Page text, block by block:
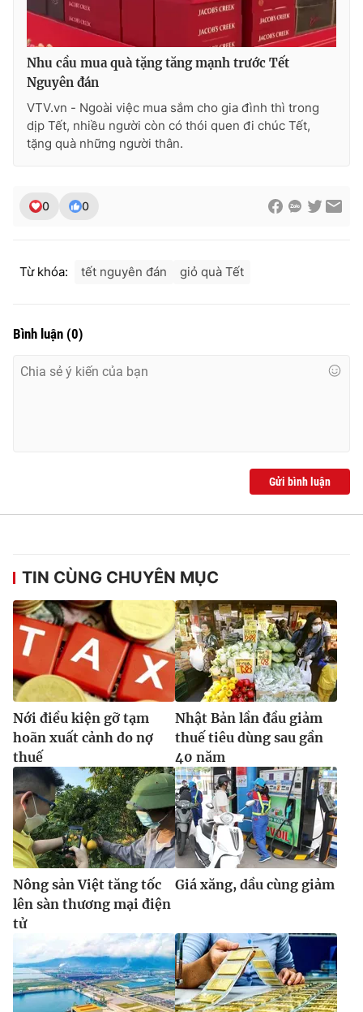
Ðiện thoại Thời báo VTV:
024.66 897 897
toasoan@vtv.vn
Liên hệ quảng cáo:
024-7300.7108
® Cấm sao chép dưới mọi hình thức nếu không có sự chấp
Nhu cầu mua quà tặng tăng mạnh trước Tết
Nguyên đán
VTV.vn - Ngoài việc mua sắm cho gia đình thì trong
dịp Tết, nhiều người còn có thói quen đi chúc Tết,
tặng quà những người thân.
0 0
Từ khóa: tết nguyên đán giỏ quà Tết
Bình luận (0)
Gửi bình luận
TIN CÙNG CHUYÊN MỤC
Nới điều kiện gỡ tạm
hoãn xuất cảnh do nợ
thuế
Nhật Bản lần đầu giảm
thuế tiêu dùng sau gần
40 năm
Nông sản Việt tăng tốc
lên sàn thương mại điện
tử
Giá xăng, dầu cùng giảm